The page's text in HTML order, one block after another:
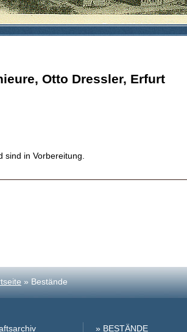
Otto Dressler, Erfurt
sind in Vorbereitung.
» Bestände
» BESTÄNDE